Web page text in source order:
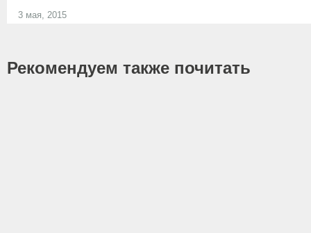
3 мая, 2015
Рекомендуем также почитать